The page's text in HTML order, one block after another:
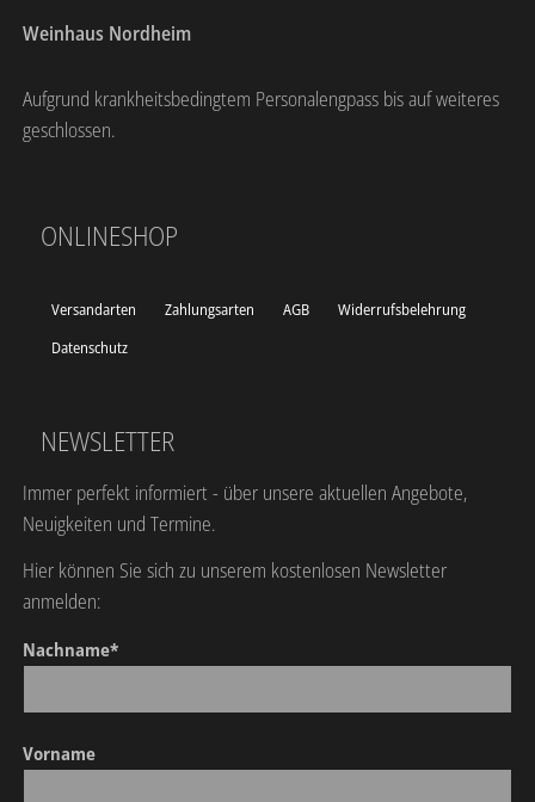
Weinhaus Nordheim
Aufgrund krankheitsbedingtem Personalengpass bis auf weiteres
geschlossen.
ONLINESHOP
Versandarten Zahlungsarten AGB
Widerrufsbelehrung
Datenschutz
NEWSLETTER
Immer perfekt informiert - über unsere aktuellen Angebote,
Neuigkeiten und Termine.
Hier können Sie sich zu unserem kostenlosen Newsletter
anmelden:
Nachname*
Vorname